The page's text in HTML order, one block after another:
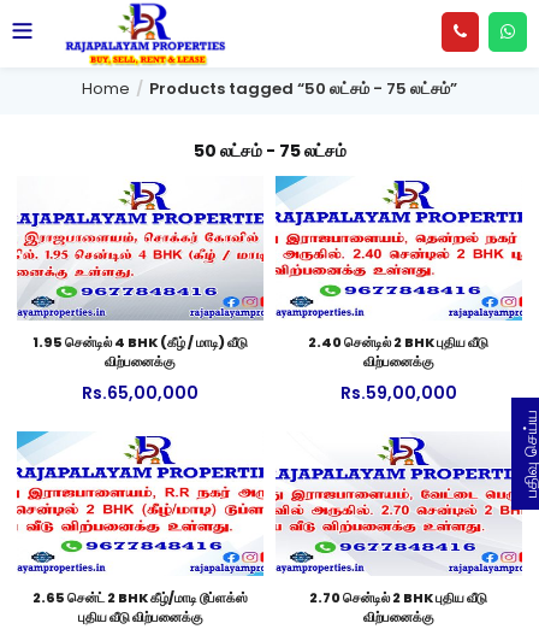
Home Products tagged “50 லட்சம் - 75 லட்சம்”
50 லட்சம் - 75 லட்சம்
1.95 சென்டில் 4 BHK (கீழ் / மாடி) வீடு
விற்பனைக்கு
Rs.65,00,000
2.40 சென்டில் 2 BHK புதிய வீடு
விற்பனைக்கு
Rs.59,00,000
2.65 சென்ட் 2 BHK கீழ்/மாடி டூப்ளக்ஸ்
புதிய வீடு விற்பனைக்கு
2.70 சென்டில் 2 BHK புதிய வீடு
விற்பனைக்கு